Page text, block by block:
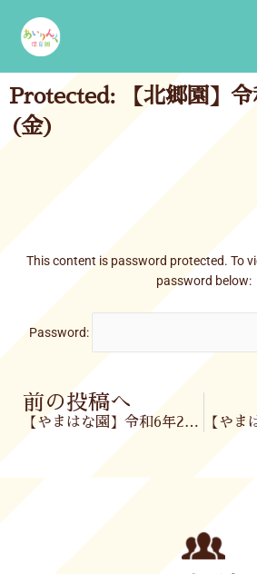
content
Protected: 【北郷園】令
(金)
This content is password protected. To
password below:
Password:
Prev
前の投稿へ
【やまはな園】令和6年2月16日(金)